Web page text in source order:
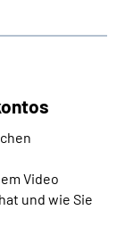
Video
und wie Sie